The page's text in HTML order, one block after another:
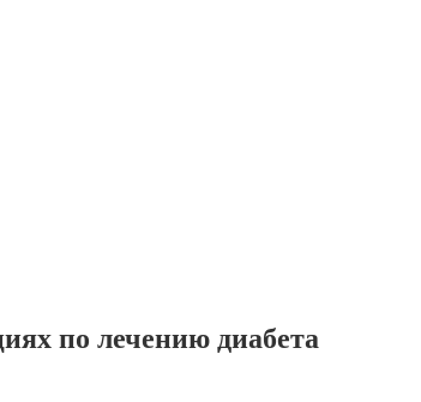
по лечению диабета